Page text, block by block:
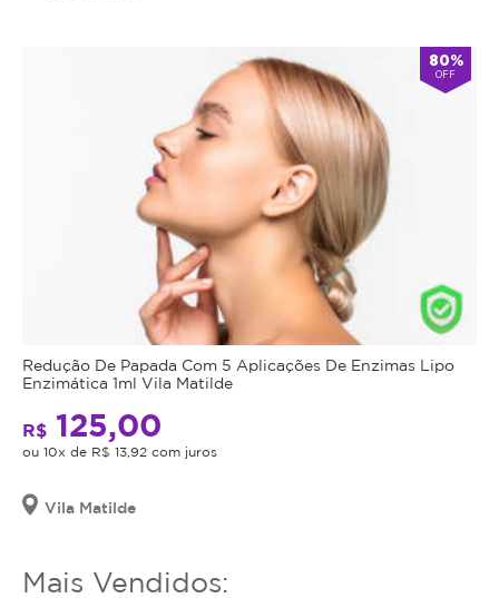
80%
OFF
Redução De Papada Com 5 Aplicações De Enzimas Lipo
Enzimática 1ml Vila Matilde
R$ 125,00
ou 10x de R$ 13,92 com juros
Vila Matilde
Mais Vendidos: